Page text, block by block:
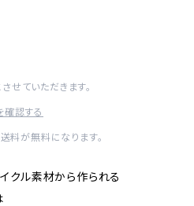
せていただきます。
確認する
が無料になります。
クル素材から作られる